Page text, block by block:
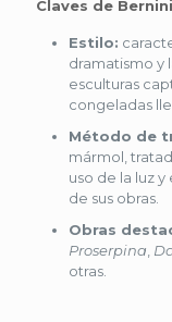
Claves de Bernini
Estilo:
dramatismo y
esculturas
congeladas
Método de
mármol,
uso de la luz
de sus obras.
Obras
Proserpina
otras.